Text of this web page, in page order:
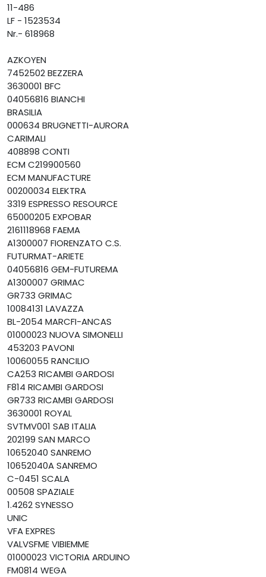
11-486
LF - 1523534
Nr.- 618968
AZKOYEN
7452502 BEZZERA
3630001 BFC
04056816 BIANCHI
BRASILIA
000634 BRUGNETTI-AURORA
CARIMALI
408898 CONTI
ECM C219900560
ECM MANUFACTURE
00200034 ELEKTRA
3319 ESPRESSO RESOURCE
65000205 EXPOBAR
2161118968 FAEMA
A1300007 FIORENZATO C.S.
FUTURMAT-ARIETE
04056816 GEM-FUTUREMA
A1300007 GRIMAC
GR733 GRIMAC
10084131 LAVAZZA
BL-2054 MARCFI-ANCAS
01000023 NUOVA SIMONELLI
453203 PAVONI
10060055 RANCILIO
CA253 RICAMBI GARDOSI
F814 RICAMBI GARDOSI
GR733 RICAMBI GARDOSI
3630001 ROYAL
SVTMV001 SAB ITALIA
202199 SAN MARCO
10652040 SANREMO
10652040A SANREMO
C-0451 SCALA
00508 SPAZIALE
1.4262 SYNESSO
UNIC
VFA EXPRES
VALVSFME VIBIEMME
01000023 VICTORIA ARDUINO
FM0814 WEGA